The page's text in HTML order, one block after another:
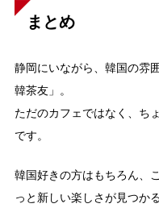
まとめ
静岡にいながら、韓国の雰
韓茶友」。
ただのカフェではなく、ち
です。
韓国好きの方はもちろん、
っと新しい楽しさが見つかる